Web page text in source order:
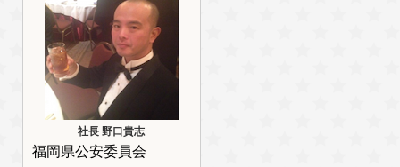
社長 野口貴志
福岡県公安委員会